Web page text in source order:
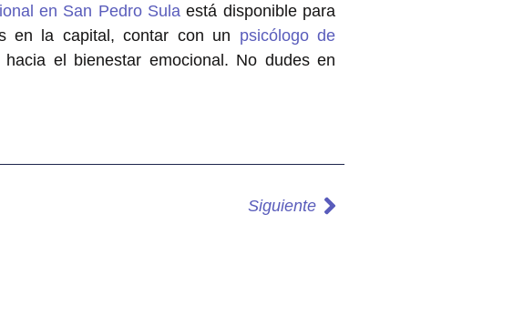
en San Pedro Sula está disponible para
en la capital, contar con un psicólogo de
el bienestar emocional. No dudes en
Siguiente